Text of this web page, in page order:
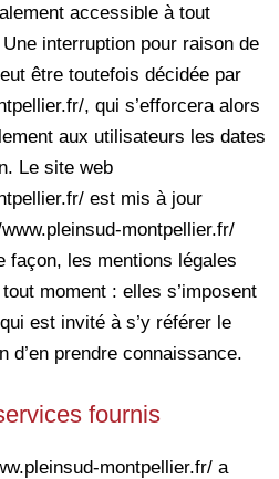
accessible à tout
interruption pour raison de
être toutefois décidée par
, qui s’efforcera alors
aux utilisateurs les dates
Le site web
est mis à jour
montpellier.fr/
façon, les mentions légales
moment : elles s’imposent
est invité à s’y référer le
d’en prendre connaissance.
fournis
montpellier.fr/ a